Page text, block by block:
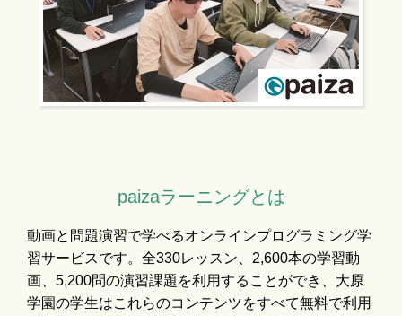
paizaラーニングとは
動画と問題演習で学べるオンラインプログラミング学
習サービスです。全330レッスン、2,600本の学習動
画、5,200問の演習課題を利用することができ、大原
学園の学生はこれらのコンテンツをすべて無料で利用